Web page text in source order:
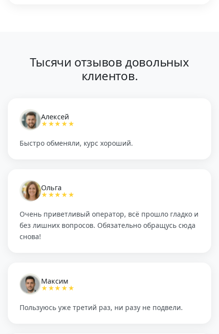
Тысячи отзывов довольных
клиентов.
Алексей
★★★★★
Быстро обменяли, курс хороший.
Ольга
★★★★★
Очень приветливый оператор, всё прошло гладко и
без лишних вопросов. Обязательно обращусь сюда
снова!
Максим
★★★★★
Пользуюсь уже третий раз, ни разу не подвели.